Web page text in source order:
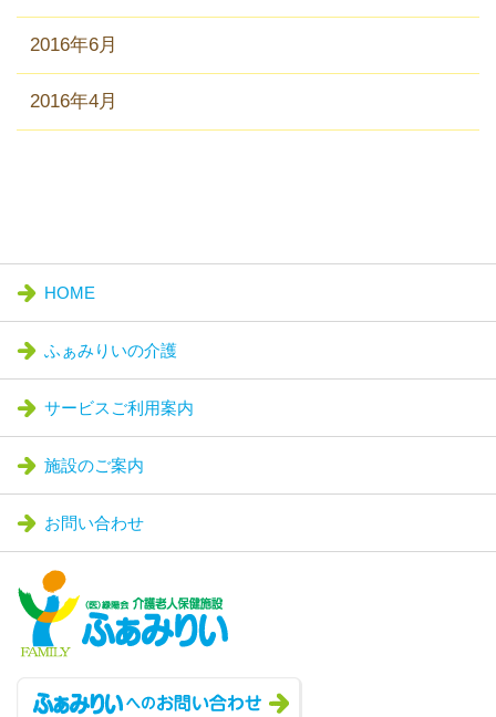
2016年6月
2016年4月
HOME
ふぁみりいの介護
サービスご利用案内
施設のご案内
お問い合わせ